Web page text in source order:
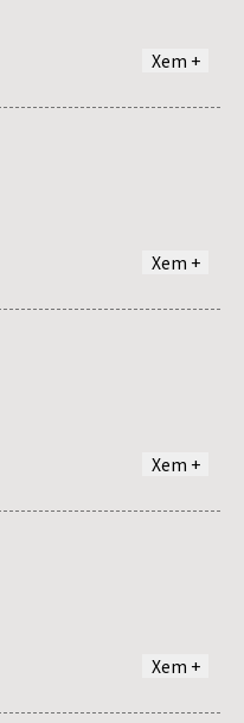
Xem +
Xem +
Xem +
Xem +